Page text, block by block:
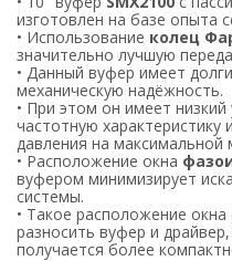
изготовлен на базе опыта
• Использование колец
значительно лучшую
• Данный вуфер имеет
механическую надёжность.
• При этом он имеет
частотную характеристику
давления на
• Расположение окна
вуфером минимизирует
системы.
• Такое расположение
разносить вуфер и
получается более